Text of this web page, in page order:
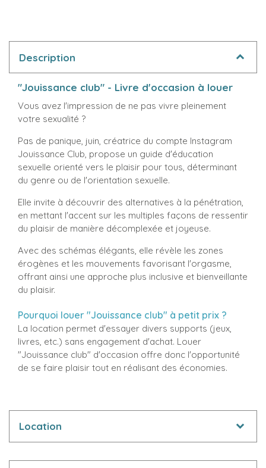
Description
"Jouissance club" - Livre d'occasion à louer
Vous avez l'impression de ne pas vivre pleinement
votre sexualité ?
Pas de panique, juin, créatrice du compte Instagram
Jouissance Club, propose un guide d'éducation
sexuelle orienté vers le plaisir pour tous, déterminant
du genre ou de l'orientation sexuelle.
Elle invite à découvrir des alternatives à la pénétration,
en mettant l'accent sur les multiples façons de ressentir
du plaisir de manière décomplexée et joyeuse.
Avec des schémas élégants, elle révèle les zones
érogènes et les mouvements favorisant l'orgasme,
offrant ainsi une approche plus inclusive et bienveillante
du plaisir.
Pourquoi louer "Jouissance club" à petit prix ?
La location permet d'essayer divers supports (jeux,
livres, etc.) sans engagement d'achat. Louer
"Jouissance club" d'occasion offre donc l'opportunité
de se faire plaisir tout en réalisant des économies.
Location